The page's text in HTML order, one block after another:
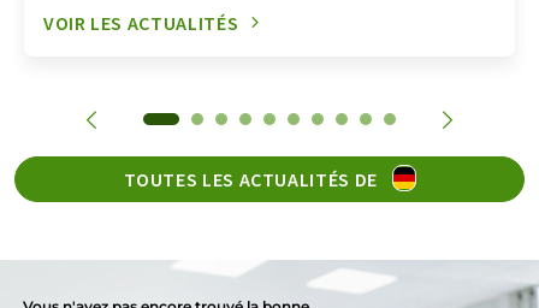
VOIR LES ACTUALITÉS
TOUTES LES ACTUALITÉS DE